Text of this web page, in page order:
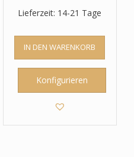
Lieferzeit: 14-21 Tage
IN DEN WARENKORB
Konfigurieren